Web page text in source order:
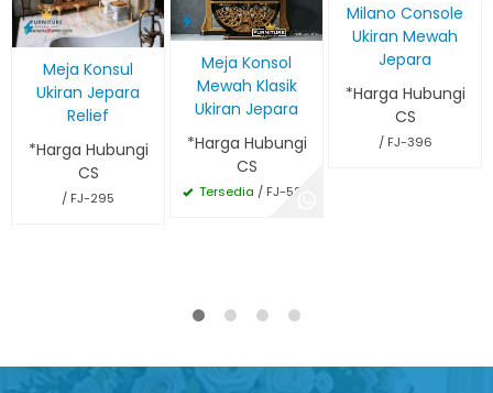
Meja Konsul
Ukiran Jepara
Relief
*Harga Hubungi
CS
/ FJ-295
Meja Konsol
Mewah Klasik
Ukiran Jepara
*Harga Hubungi
CS
Tersedia / FJ-520
Milano Console
Ukiran Mewah
Jepara
*Harga Hubungi
CS
/ FJ-396